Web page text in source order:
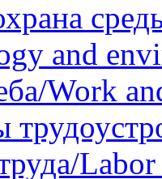
and
Work
Labor